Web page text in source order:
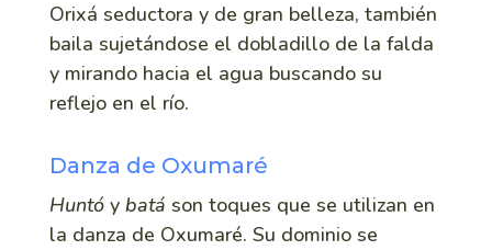
Orixá seductora y de gran belleza, también
baila sujetándose el dobladillo de la falda
y mirando hacia el agua buscando su
reflejo en el río.
Danza de Oxumaré
Huntóy batá son toques que se utilizan en
la danza de Oxumaré. Su dominio se